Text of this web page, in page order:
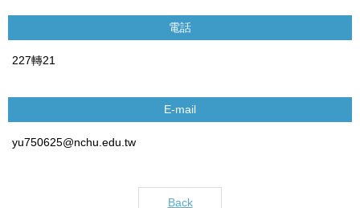
電話
227轉21
E-mail
yu750625@nchu.edu.tw
Back